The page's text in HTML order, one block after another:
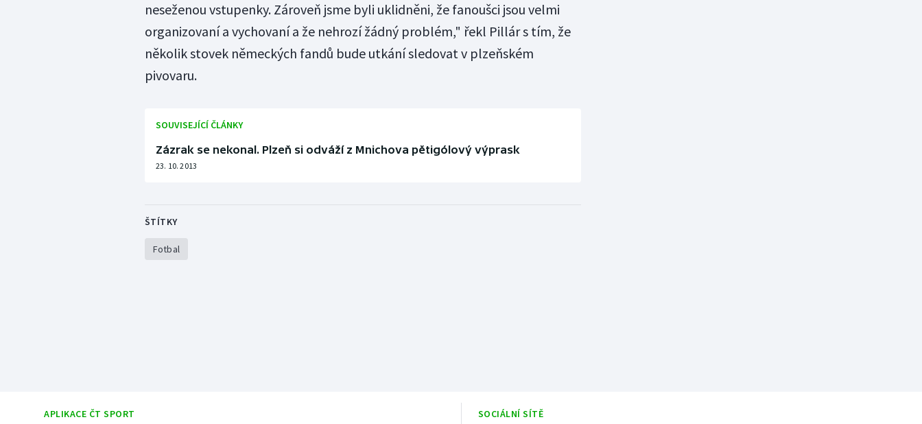
neseženou vstupenky. Zároveň jsme byli uklidněni, že fanoušci jsou velmi
organizovaní a vychovaní a že nehrozí žádný problém," řekl Pillár s tím, že
několik stovek německých fandů bude utkání sledovat v plzeňském
pivovaru.
SOUVISEJÍCÍ ČLÁNKY
Zázrak se nekonal. Plzeň si odváží z Mnichova pětigólový výprask
23. 10. 2013
ŠTÍTKY
Fotbal
APLIKACE ČT SPORT SOCIÁLNÍ SÍTĚ